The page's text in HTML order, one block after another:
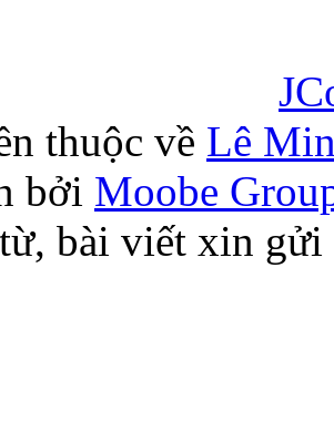
thuộc về Lê
bởi Moobe
bài viết xin gửi